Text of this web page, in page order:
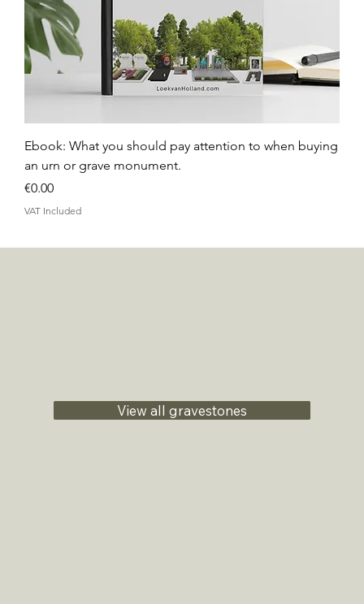
Ebook: What you should pay attention to when buying
an urn or grave monument.
Price
€0.00
VAT Included
View all gravestones